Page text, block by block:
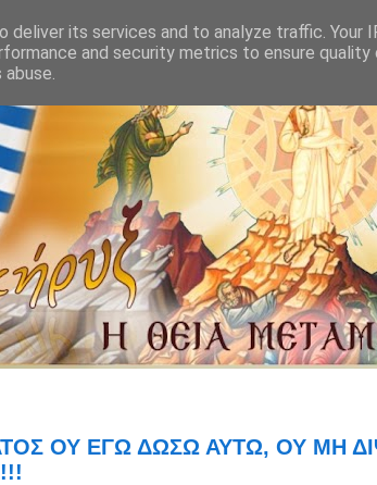
ΟΥ ΕΓΩ ΔΩΣΩ ΑΥΤΩ, ΟΥ ΜΗ
its services and to analyze traffic. Your
and security metrics to ensure